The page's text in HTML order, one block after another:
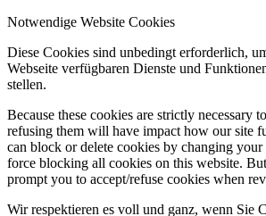
Notwendige Website Cookies
Diese Cookies sind unbedingt erforderlich,
Webseite verfügbaren Dienste und
stellen.
Because these cookies are strictly necessary
refusing them will have impact how our site
can block or delete cookies by changing your
force blocking all cookies on this website.
prompt you to accept/refuse cookies when
Wir respektieren es voll und ganz, wenn Sie